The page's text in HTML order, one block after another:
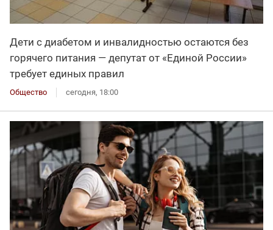
Дети с диабетом и инвалидностью остаются без
горячего питания — депутат от «Единой России»
требует единых правил
Общество сегодня, 18:00